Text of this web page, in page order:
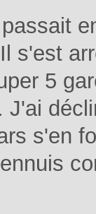
s'est
5
J'ai
s'en